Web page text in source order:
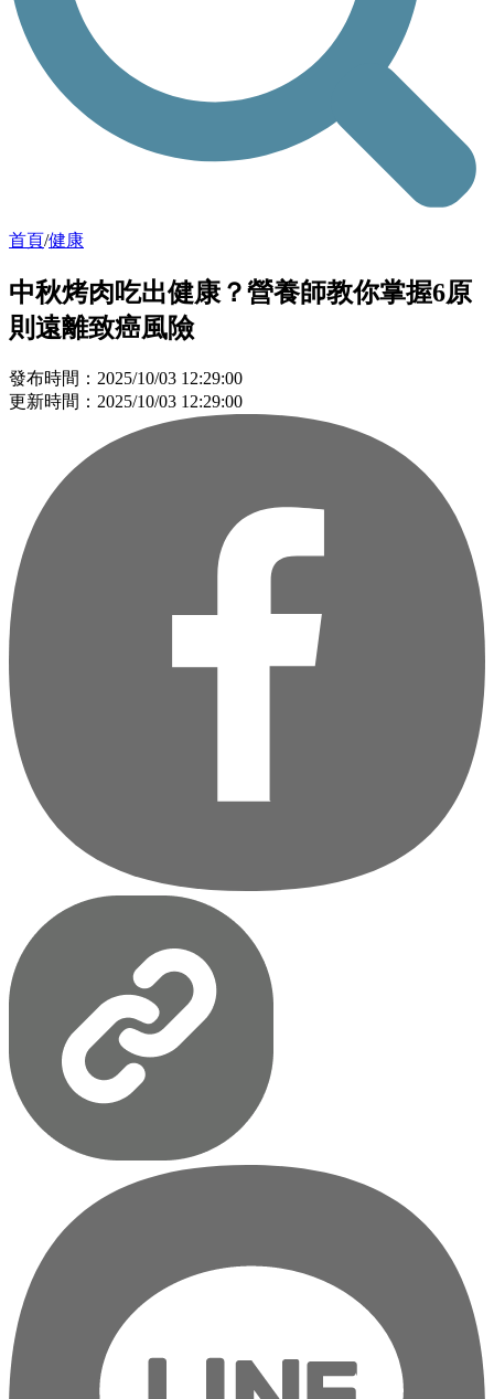
首頁/健康
中秋烤肉吃出健康？營養師教你掌握6原
則遠離致癌風險
發布時間：2025/10/03 12:29:00
更新時間：2025/10/03 12:29:00